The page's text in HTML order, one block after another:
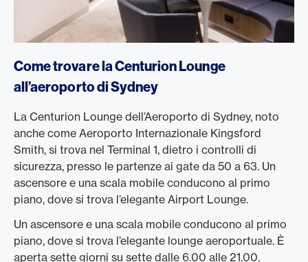
Come trovare la Centurion Lounge
all’aeroporto di Sydney
La Centurion Lounge dell’Aeroporto di Sydney, noto
anche come Aeroporto Internazionale Kingsford
Smith, si trova nel Terminal 1, dietro i controlli di
sicurezza, presso le partenze ai gate da 50 a 63. Un
ascensore e una scala mobile conducono al primo
piano, dove si trova l’elegante Airport Lounge.
Un ascensore e una scala mobile conducono al primo
piano, dove si trova l’elegante lounge aeroportuale. È
aperta sette giorni su sette dalle 6.00 alle 21.00.